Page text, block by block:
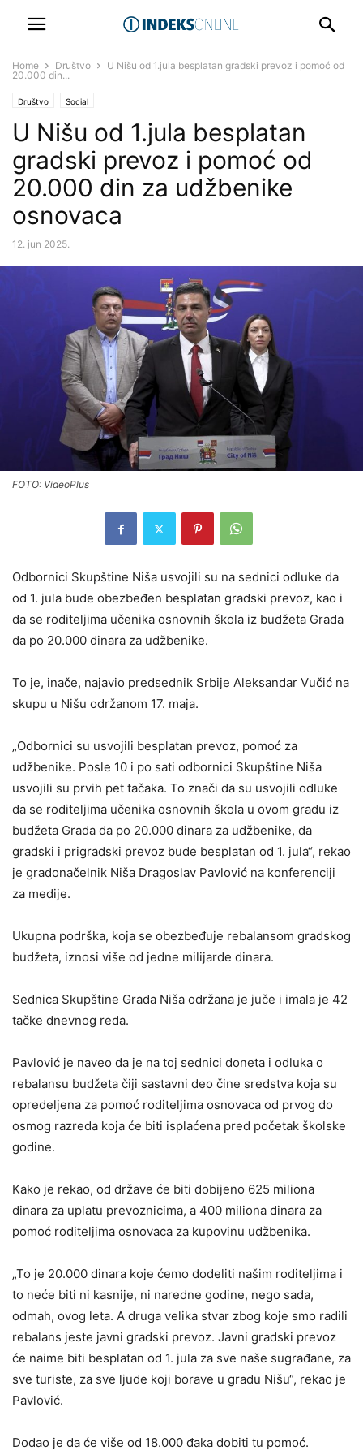
Home Društvo
U Nišu od 1.jula besplatan gradski prevoz i pomoć od
20.000 din...
Društvo Social
U Nišu od 1.jula besplatan
gradski prevoz i pomoć od
20.000 din za udžbenike
osnovaca
12. jun 2025.
FOTO: VideoPlus
Odbornici Skupštine Niša usvojili su na sednici odluke da
od 1. jula bude obezbeđen besplatan gradski prevoz, kao i
da se roditeljima učenika osnovnih škola iz budžeta Grada
da po 20.000 dinara za udžbenike.
To je, inače, najavio predsednik Srbije Aleksandar Vučić na
skupu u Nišu održanom 17. maja.
„Odbornici su usvojili besplatan prevoz, pomoć za
udžbenike. Posle 10 i po sati odbornici Skupštine Niša
usvojili su prvih pet tačaka. To znači da su usvojili odluke
da se roditeljima učenika osnovnih škola u ovom gradu iz
budžeta Grada da po 20.000 dinara za udžbenike, da
gradski i prigradski prevoz bude besplatan od 1. jula“, rekao
je gradonačelnik Niša Dragoslav Pavlović na konferenciji
za medije.
Ukupna podrška, koja se obezbeđuje rebalansom gradskog
budžeta, iznosi više od jedne milijarde dinara.
Sednica Skupštine Grada Niša održana je juče i imala je 42
tačke dnevnog reda.
Pavlović je naveo da je na toj sednici doneta i odluka o
rebalansu budžeta čiji sastavni deo čine sredstva koja su
opredeljena za pomoć roditeljima osnovaca od prvog do
osmog razreda koja će biti isplaćena pred početak školske
godine.
Kako je rekao, od države će biti dobijeno 625 miliona
dinara za uplatu prevoznicima, a 400 miliona dinara za
pomoć roditeljima osnovaca za kupovinu udžbenika.
„To je 20.000 dinara koje ćemo dodeliti našim roditeljima i
to neće biti ni kasnije, ni naredne godine, nego sada,
odmah, ovog leta. A druga velika stvar zbog koje smo radili
rebalans jeste javni gradski prevoz. Javni gradski prevoz
će naime biti besplatan od 1. jula za sve naše sugrađane, za
sve turiste, za sve ljude koji borave u gradu Nišu“, rekao je
Pavlović.
Dodao je da će više od 18.000 đaka dobiti tu pomoć.